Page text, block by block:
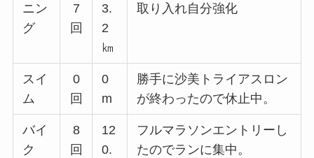
ニン
グ
7
回
3.
2
㎞
取り入れ自分強化
スイ
ム
0
回
0
m
勝手に沙美トライアスロン
が終わったので休止中。
バイ
ク
8
回
12
0.
フルマラソンエントリーし
たのでランに集中。